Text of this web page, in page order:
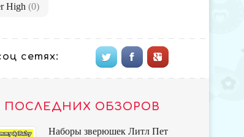
High (0)
сетях:
ПОСЛЕДНИХ ОБЗОРОВ
Наборы зверюшек Литл Пет